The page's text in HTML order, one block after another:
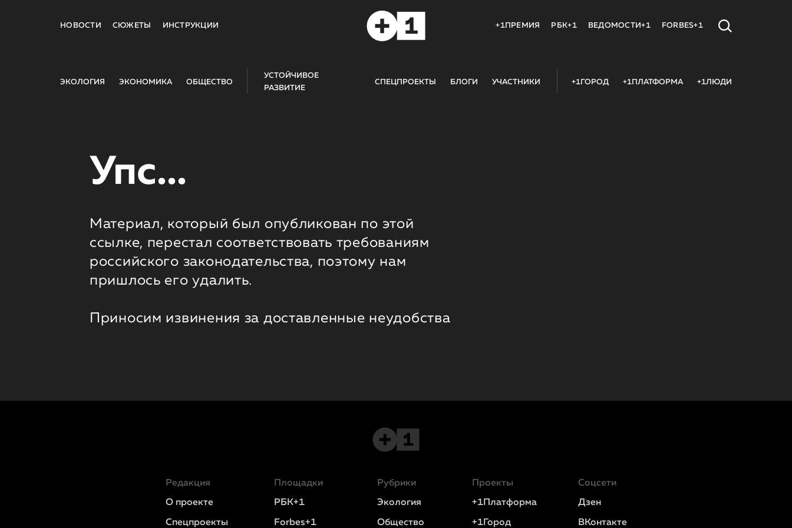
НОВОСТИ СЮЖЕТЫ ИНСТРУКЦИИ +1ПРЕМИЯ РБК+1 ВЕДОМОСТИ+1 FORBES+1
ЭКОЛОГИЯ ЭКОНОМИКА ОБЩЕСТВО
УСТОЙЧИВОЕ
РАЗВИТИЕ
СПЕЦПРОЕКТЫ БЛОГИ УЧАСТНИКИ +1ГОРОД +1ПЛАТФОРМА +1ЛЮДИ
Упс...
Материал, который был опубликован по этой
ссылке, перестал соответствовать требованиям
российского законодательства, поэтому нам
пришлось его удалить.
Приносим извинения за доставленные неудобства
Редакция
О проекте
Спецпроекты
Площадки
РБК+1
Forbes+1
Рубрики
Экология
Общество
Проекты
+1Платформа
+1Город
Соцсети
Дзен
ВКонтакте